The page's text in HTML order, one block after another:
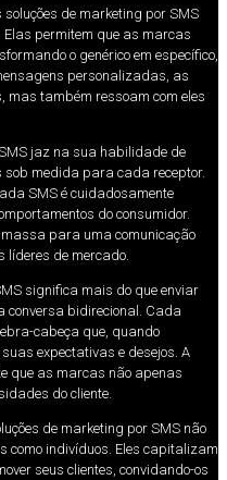
de marketing por SMS
permitem que as marcas
o genérico em específico,
personalizadas, as
mas também ressoam com eles
jaz na sua habilidade de
medida para cada receptor.
SMS é cuidadosamente
do consumidor.
para uma comunicação
líderes de mercado.
significa mais do que enviar
conversa bidirecional. Cada
cabeça que, quando
expectativas e desejos. A
que as marcas não apenas
do cliente.
de marketing por SMS não
como indivíduos. Eles capitalizam
seus clientes, convidando-os